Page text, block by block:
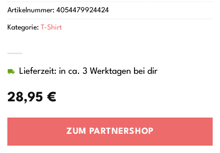
28,95 €
Lieferzeit: in ca. 3 Werktagen bei dir
ZUM PARTNERSHOP
Artikelnummer: 4054479924424
Kategorie: T-Shirt